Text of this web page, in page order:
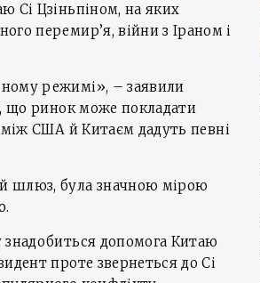
Сі Цзіньпіном, на яких
перемир’я, війни з Іраном і
режимі», – заявили
що ринок може покладати
між США й Китаєм дадуть певні
шлюз, була значною мірою
допомога Китаю
проте звернеться до Сі